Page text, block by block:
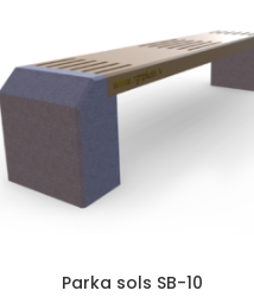
Parka sols SB-10